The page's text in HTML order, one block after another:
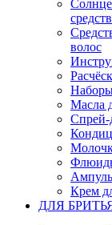
волос
Масла
Спрей-
Крем
ДЛЯ